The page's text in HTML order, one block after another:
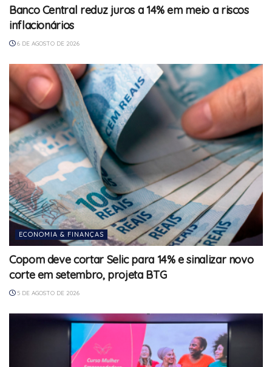
Banco Central reduz juros a 14% em meio a riscos
inflacionários
6 DE AGOSTO DE 2026
ECONOMIA & FINANÇAS
Copom deve cortar Selic para 14% e sinalizar novo
corte em setembro, projeta BTG
5 DE AGOSTO DE 2026